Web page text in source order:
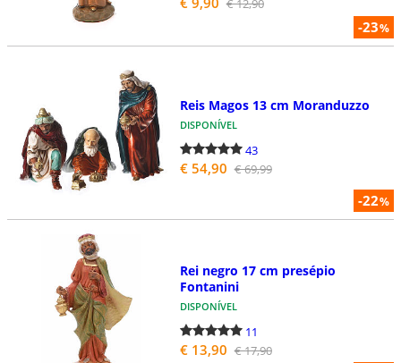
-23%
€ 12,90
-22%
Reis Magos 13 cm Moranduzzo
DISPONÍVEL
43
€ 54,90 € 69,99
Rei negro 17 cm presépio
Fontanini
DISPONÍVEL
11
€ 13,90 € 17,90